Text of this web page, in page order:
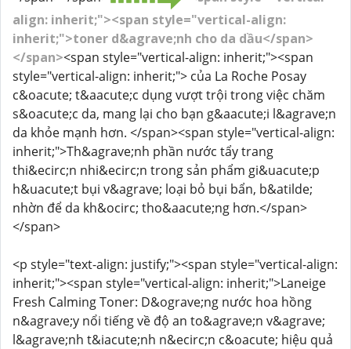
align: inherit;"><span style="vertical-align:
inherit;">toner d&agrave;nh cho da dầu</span>
</span><span style="vertical-align: inherit;"><span
style="vertical-align: inherit;"> của La Roche Posay
c&oacute; t&aacute;c dụng vượt trội trong việc chăm
s&oacute;c da, mang lại cho bạn g&aacute;i l&agrave;n
da khỏe mạnh hơn. </span><span style="vertical-align:
inherit;">Th&agrave;nh phần nước tẩy trang
thi&ecirc;n nhi&ecirc;n trong sản phẩm gi&uacute;p
h&uacute;t bụi v&agrave; loại bỏ bụi bẩn, b&atilde;
nhờn để da kh&ocirc; tho&aacute;ng hơn.</span>
</span>
<p style="text-align: justify;"><span style="vertical-align:
inherit;"><span style="vertical-align: inherit;">Laneige
Fresh Calming Toner: D&ograve;ng nước hoa hồng
n&agrave;y nổi tiếng về độ an to&agrave;n v&agrave;
l&agrave;nh t&iacute;nh n&ecirc;n c&oacute; hiệu quả